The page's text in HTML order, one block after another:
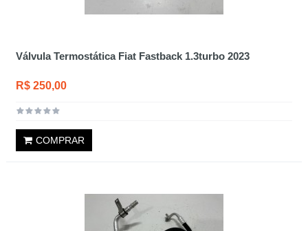
Válvula Termostática Fiat Fastback 1.3turbo 2023
R$ 250,00
COMPRAR